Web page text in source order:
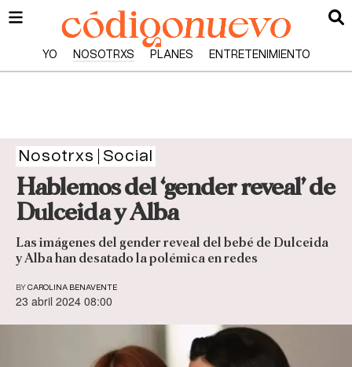
YO NOSOTRXS PLANES ENTRETENIMIENTO
Nosotrxs Social
Hablemos del ‘gender reveal’ de
Dulceida y Alba
Las imágenes del gender reveal del bebé de Dulceida
y Alba han desatado la polémica en redes
BY CAROLINA BENAVENTE
23 abril 2024 08:00